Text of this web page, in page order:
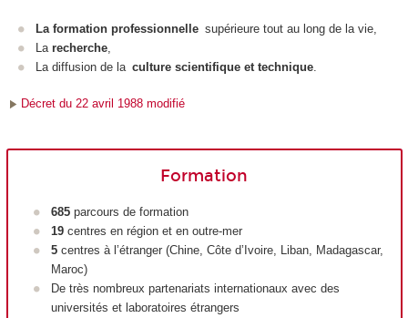
La formation professionnelle supérieure tout au long de la vie,
La recherche
La diffusion de la culture scientifique et technique
Décret du 22 avril 1988 modifié
Formation
685 parcours de formation
19 centres en région et en outre-mer
5 centres à l’étranger (Chine, Côte d’Ivoire, Liban, Madagascar,
Maroc)
De très nombreux partenariats internationaux avec des
universités et laboratoires étrangers